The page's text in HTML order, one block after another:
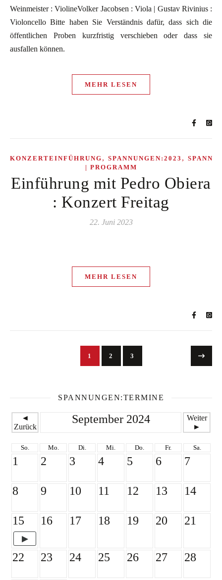
Weinmeister : ViolineVolker Jacobsen : Viola | Gustav Rivinius :
Violoncello Bitte haben Sie Verständnis dafür, dass sich die
öffentlichen Proben kurzfristig verschieben oder dass sie
ausfallen können.
MEHR LESEN
KONZERTEINFÜHRUNG , SPANNUNGEN:2023 ,
| PROGRAMM
Einführung mit Pedro Obiera
: Konzert Freitag
22. Juni 2023
MEHR LESEN
1 2 3
SPANNUNGEN:TERMINE
◄
Zurück
September 2024
Weiter
►
So. Mo. Di. Mi. Do. Fr. Sa.
1 2 3 4 5 6 7
8 9 10 11 12 13 14
15 16 17 18 19 20 21
22 23 24 25 26 27 28